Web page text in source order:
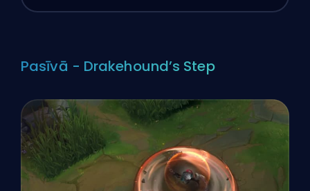
Pasīvā - Drakehound’s Step